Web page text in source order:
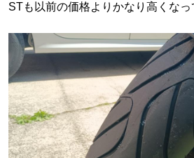
STも以前の価格よりかなり高くな